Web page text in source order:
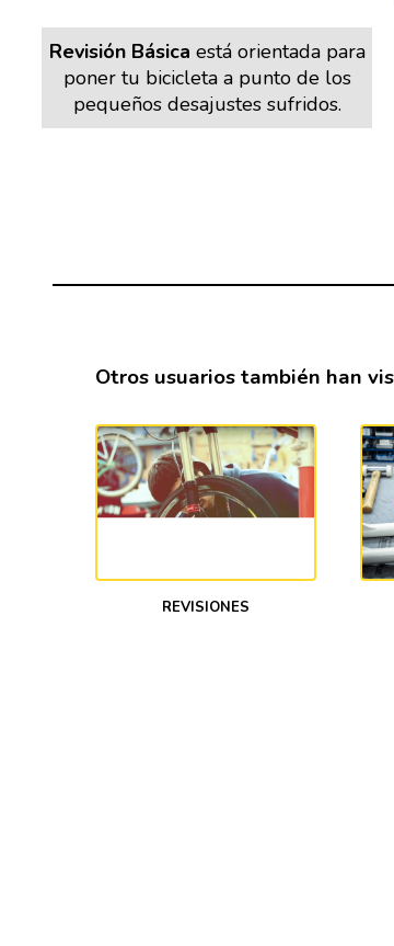
Revisión Básica está orientada para
poner tu bicicleta a punto de los
pequeños desajustes sufridos.
Otros usuarios también han
REVISIONES